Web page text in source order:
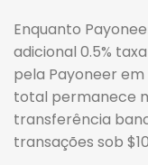
Enquanto
adicional 0.5%
pela Payoneer
total permanece
transferência
transações sob